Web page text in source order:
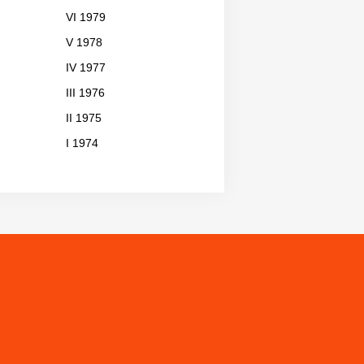
VI 1979
V 1978
IV 1977
III 1976
II 1975
I 1974